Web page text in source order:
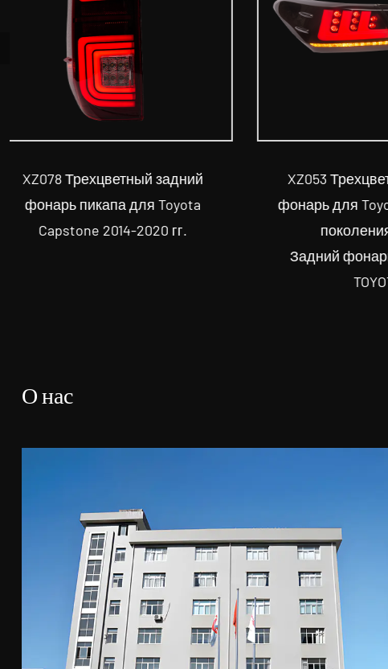
XZ053 Трехцветный задний
фонарь для Toyota Camry 8-го
поколения 2018 г.
XZ063
фонарь
для
О нас